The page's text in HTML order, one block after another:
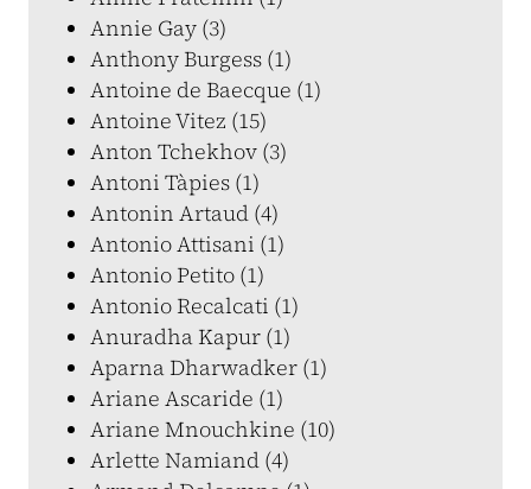
Annie Gay (3)
Anthony Burgess (1)
Antoine de Baecque (1)
Antoine Vitez (15)
Anton Tchekhov (3)
Antoni Tàpies (1)
Antonin Artaud (4)
Antonio Attisani (1)
Antonio Petito (1)
Antonio Recalcati (1)
Anuradha Kapur (1)
Aparna Dharwadker (1)
Ariane Ascaride (1)
Ariane Mnouchkine (10)
Arlette Namiand (4)